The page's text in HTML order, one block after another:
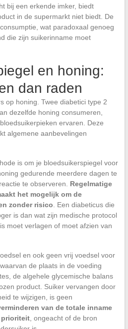
bij een erkende imker, biedt
in de supermarkt niet biedt. De
wat paradoxaal genoeg
die zijn suikerinname moet
en honing:
dan raden
op honing. Twee diabetici type 2
dezelfde honing consumeren,
ervaren. Deze
algemene aanbevelingen
is om je bloedsuikerspiegel voor
gedurende meerdere dagen te
te observeren. Regelmatige
het mogelijk om de
zonder risico . Een diabeticus die
is dan wat zijn medische protocol
moet verlagen of moet afzien van
en ook geen vrij voedsel voor
de plaats in de voeding
de algehele glycemische balans
product. Suiker vervangen door
te wijzigen, is geen
van de totale inname
, ongeacht of de bron